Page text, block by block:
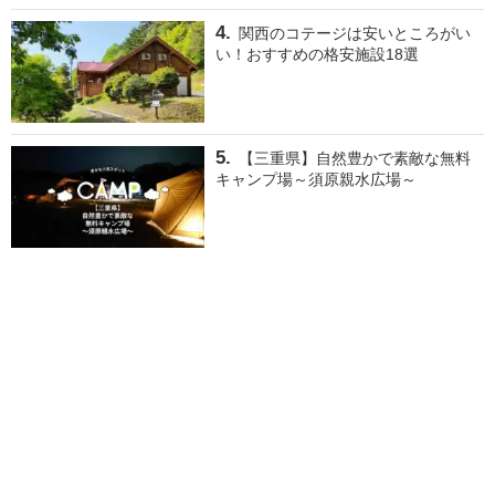
関西のコテージは安いところがい
い！おすすめの格安施設18選
【三重県】自然豊かで素敵な無料
キャンプ場～須原親水広場～